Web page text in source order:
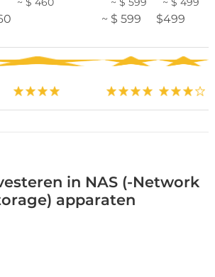
~ $ 599 $499
in NAS (-Network
apparaten